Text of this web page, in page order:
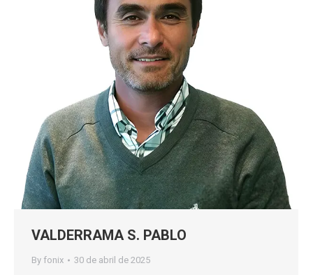
VALDERRAMA S. PABLO
By fonix 30 de abril de 2025